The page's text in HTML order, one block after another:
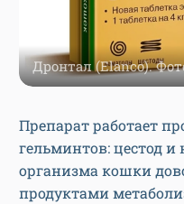
Дронтал (Elanco).
Препарат работает
гельминтов: цестод
организма кошки
продуктами